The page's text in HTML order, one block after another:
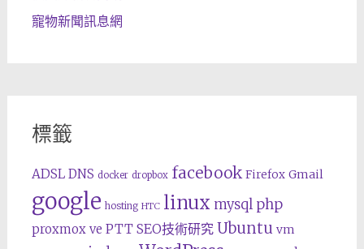
寵物新聞訊息網
標籤
ADSL DNS docker dropbox facebook Firefox Gmail
google hosting HTC linux mysql php
proxmox ve PTT SEO技術研究 Ubuntu vm